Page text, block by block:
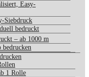
Easy-
Siebdruck
bedruckt
– ab 1000 m
1 Rolle